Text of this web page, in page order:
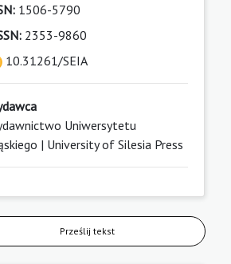
1506-5790
2353-9860
10.31261/SEIA
Uniwersytetu
| University of Silesia Press
Prześlij tekst